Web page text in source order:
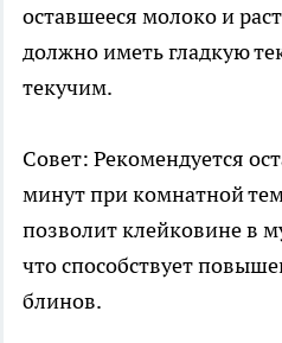
оставшееся молоко и
должно иметь гладкую
текучим.
Совет: Рекомендуется
минут при комнатной
позволит клейковине в
что способствует
блинов.